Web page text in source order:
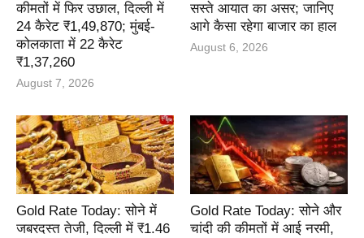
कीमतों में फिर उछाल, दिल्ली में
24 कैरेट ₹1,49,870; मुंबई-
कोलकाता में 22 कैरेट
₹1,37,260
August 7, 2026
सस्ते आयात का असर; जानिए
आगे कैसा रहेगा बाजार का हाल
August 6, 2026
Gold Rate Today: सोने में
जबरदस्त तेजी, दिल्ली में ₹1.46
Gold Rate Today: सोने और
चांदी की कीमतों में आई नरमी,